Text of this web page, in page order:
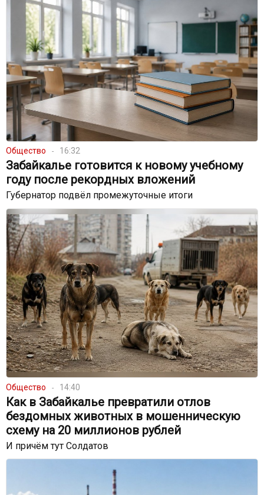
Общество 16:32
Забайкалье готовится к новому учебному
году после рекордных вложений
Губернатор подвёл промежуточные итоги
Общество 14:40
Как в Забайкалье превратили отлов
бездомных животных в мошенническую
схему на 20 миллионов рублей
И причём тут Солдатов